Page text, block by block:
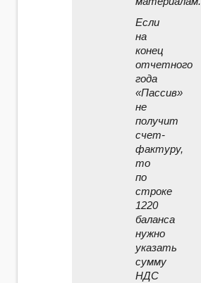
Если
на
конец
отчетного
года
«Пассив»
не
получит
счет­-
фактуру,
то
по
строке
1220
баланса
нужно
указать
сумму
НДС